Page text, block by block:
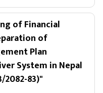
of Financial
of
Plan
System in Nepal
2082-83)"